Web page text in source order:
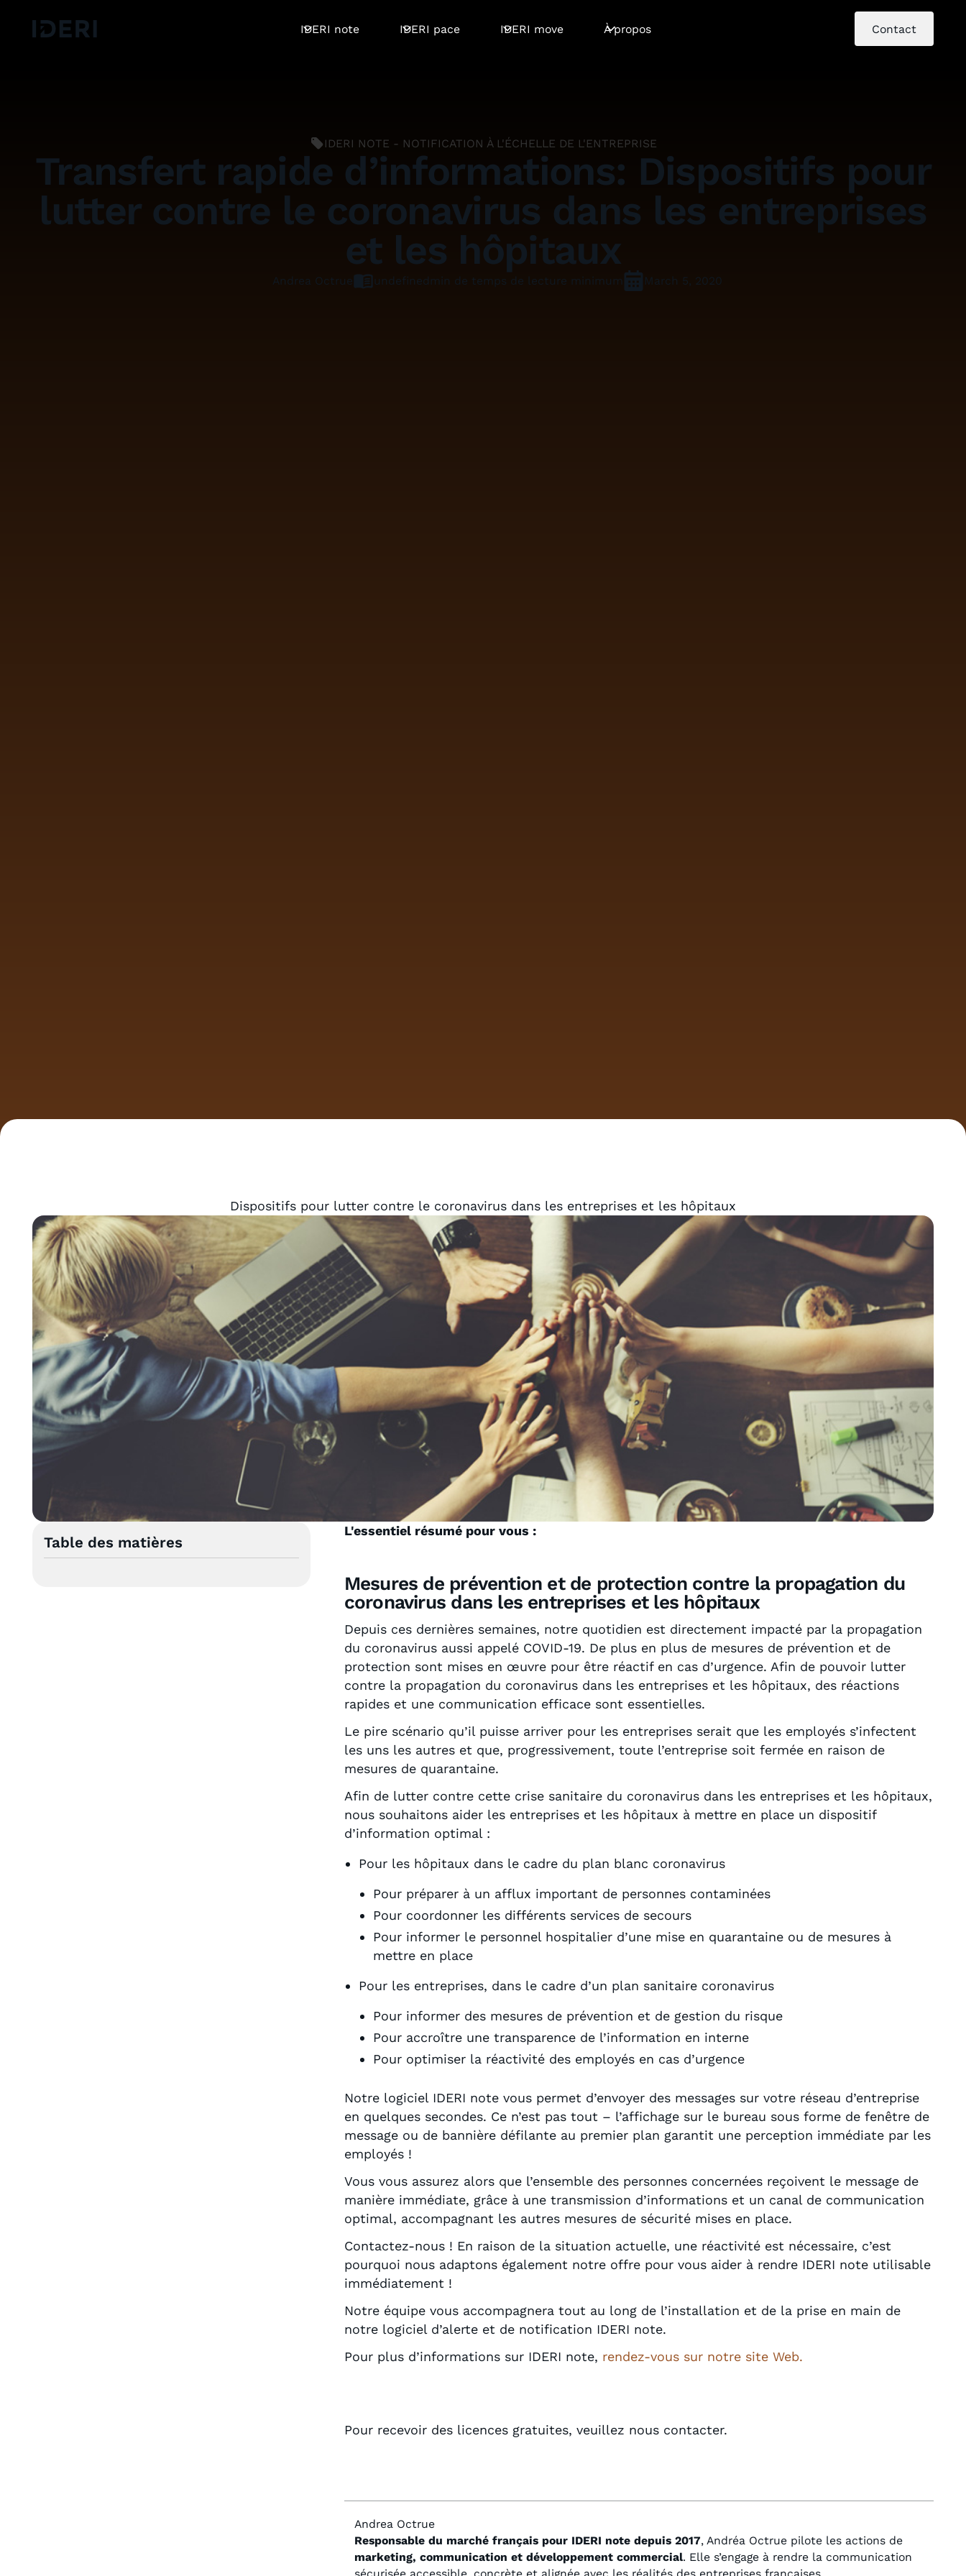
IDERI note
IDERI pace IDERI move À propos Contact
IDERI NOTE - NOTIFICATION À L'ÉCHELLE DE L'ENTREPRISE
Transfert rapide d’informations: Dispositifs pour
lutter contre le coronavirus dans les entreprises
et les hôpitaux
Andrea Octrue undefined min de temps de lecture minimum March 5, 2020
Dispositifs pour lutter contre le coronavirus dans les entreprises et les hôpitaux
Table des matières
L'essentiel résumé pour vous :
Mesures de prévention et de protection contre la propagation du
coronavirus dans les entreprises et les hôpitaux
Depuis ces dernières semaines, notre quotidien est directement impacté par la propagation
du coronavirus aussi appelé COVID-19. De plus en plus de mesures de prévention et de
protection sont mises en œuvre pour être réactif en cas d’urgence. Afin de pouvoir lutter
contre la propagation du coronavirus dans les entreprises et les hôpitaux, des réactions
rapides et une communication efficace sont essentielles.
Le pire scénario qu’il puisse arriver pour les entreprises serait que les employés s’infectent
les uns les autres et que, progressivement, toute l’entreprise soit fermée en raison de
mesures de quarantaine.
Afin de lutter contre cette crise sanitaire du coronavirus dans les entreprises et les hôpitaux,
nous souhaitons aider les entreprises et les hôpitaux à mettre en place un dispositif
d’information optimal :
Pour les hôpitaux dans le cadre du plan blanc coronavirus
Pour préparer à un afflux important de personnes contaminées
Pour coordonner les différents services de secours
Pour informer le personnel hospitalier d’une mise en quarantaine ou de mesures à
mettre en place
Pour les entreprises, dans le cadre d’un plan sanitaire coronavirus
Pour informer des mesures de prévention et de gestion du risque
Pour accroître une transparence de l’information en interne
Pour optimiser la réactivité des employés en cas d’urgence
Notre logiciel IDERI note vous permet d’envoyer des messages sur votre réseau d’entreprise
en quelques secondes. Ce n’est pas tout – l’affichage sur le bureau sous forme de fenêtre de
message ou de bannière défilante au premier plan garantit une perception immédiate par les
employés !
Vous vous assurez alors que l’ensemble des personnes concernées reçoivent le message de
manière immédiate, grâce à une transmission d’informations et un canal de communication
optimal, accompagnant les autres mesures de sécurité mises en place.
Contactez-nous ! En raison de la situation actuelle, une réactivité est nécessaire, c’est
pourquoi nous adaptons également notre offre pour vous aider à rendre IDERI note utilisable
immédiatement !
Notre équipe vous accompagnera tout au long de l’installation et de la prise en main de
notre logiciel d’alerte et de notification IDERI note.
Pour plus d’informations sur IDERI note, rendez-vous sur notre site Web.
Pour recevoir des licences gratuites, veuillez nous contacter.
Andrea Octrue
Responsable du marché français pour IDERI note depuis 2017, Andréa Octrue pilote les actions de
marketing, communication et développement commercial. Elle s’engage à rendre la communication